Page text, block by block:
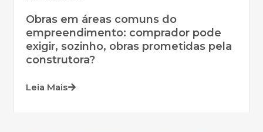
Obras em áreas comuns do
empreendimento: comprador pode
exigir, sozinho, obras prometidas pela
construtora?
Leia Mais